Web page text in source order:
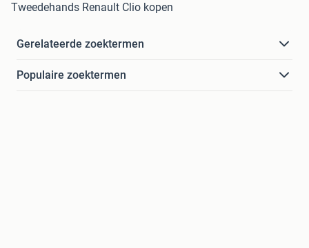
Tweedehands Renault Clio kopen
Gerelateerde zoektermen
Populaire zoektermen